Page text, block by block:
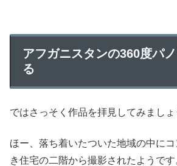
アフガニスタンの360度パ
る
ではさっそく作品を拝見してみましょ
ほー、落ち着いたついた地域の中に
き住宅の二階から撮影されたようです